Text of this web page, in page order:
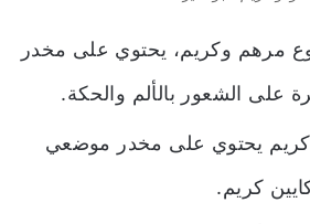
مرهم وكريم، يحتوي على مخدر
على الشعور بالألم والحكة.
يحتوي على مخدر موضعي
كريم.